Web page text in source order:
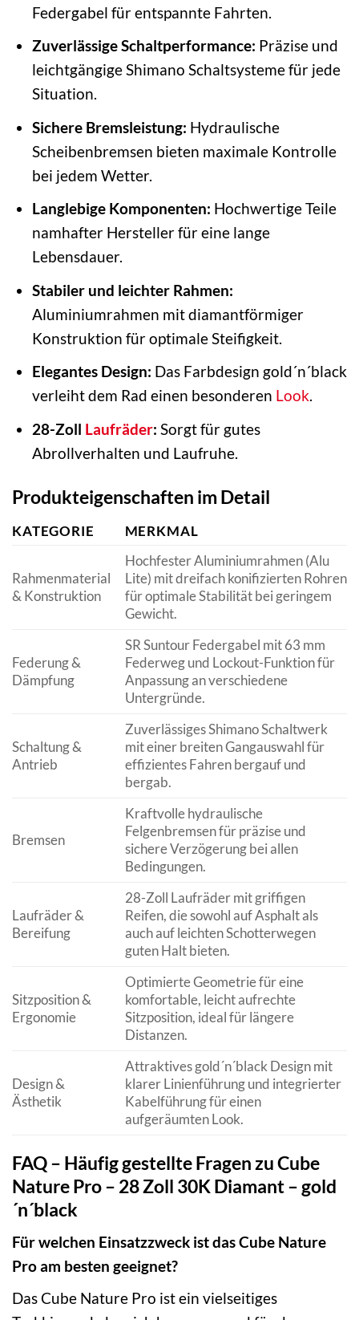
Federgabel für entspannte Fahrten.
Zuverlässige Schaltperformance: Präzise und
leichtgängige Shimano Schaltsysteme für jede
Situation.
Sichere Bremsleistung: Hydraulische
Scheibenbremsen bieten maximale Kontrolle
bei jedem Wetter.
Langlebige Komponenten: Hochwertige Teile
namhafter Hersteller für eine lange
Lebensdauer.
Stabiler und leichter Rahmen:
Aluminiumrahmen mit diamantförmiger
Konstruktion für optimale Steifigkeit.
Elegantes Design: Das Farbdesign gold´n´black
verleiht dem Rad einen besonderen Look.
28-Zoll Laufräder: Sorgt für gutes
Abrollverhalten und Laufruhe.
Produkteigenschaften im Detail
KATEGORIE MERKMAL
Rahmenmaterial
& Konstruktion
Hochfester Aluminiumrahmen (Alu
Lite) mit dreifach konifizierten Rohren
für optimale Stabilität bei geringem
Gewicht.
Federung &
Dämpfung
SR Suntour Federgabel mit 63 mm
Federweg und Lockout-Funktion für
Anpassung an verschiedene
Untergründe.
Schaltung &
Antrieb
Zuverlässiges Shimano Schaltwerk
mit einer breiten Gangauswahl für
effizientes Fahren bergauf und
bergab.
Bremsen
Kraftvolle hydraulische
Felgenbremsen für präzise und
sichere Verzögerung bei allen
Bedingungen.
Laufräder &
Bereifung
28-Zoll Laufräder mit griffigen
Reifen, die sowohl auf Asphalt als
auch auf leichten Schotterwegen
guten Halt bieten.
Sitzposition &
Ergonomie
Optimierte Geometrie für eine
komfortable, leicht aufrechte
Sitzposition, ideal für längere
Distanzen.
Design &
Ästhetik
Attraktives gold´n´black Design mit
klarer Linienführung und integrierter
Kabelführung für einen
aufgeräumten Look.
FAQ – Häufig gestellte Fragen zu Cube
Nature Pro – 28 Zoll 30K Diamant – gold
´n´black
Für welchen Einsatzzweck ist das Cube Nature
Pro am besten geeignet?
Das Cube Nature Pro ist ein vielseitiges